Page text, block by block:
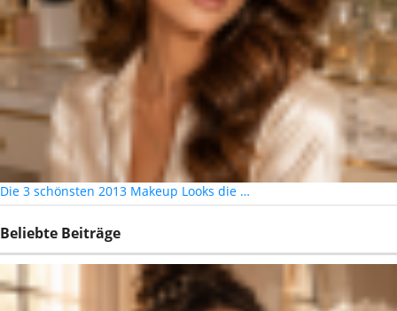
Die 3 schönsten 2013 Makeup Looks die …
Beliebte Beiträge